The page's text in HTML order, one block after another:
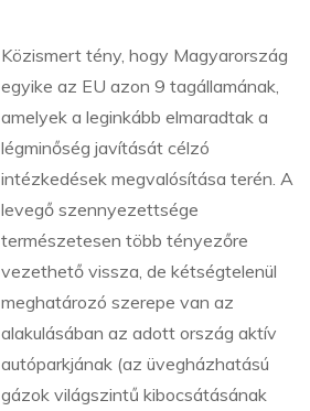
Közismert tény, hogy Magyarország
egyike az EU azon 9 tagállamának,
amelyek a leginkább elmaradtak a
légminőség javítását célzó
intézkedések megvalósítása terén. A
levegő szennyezettsége
természetesen több tényezőre
vezethető vissza, de kétségtelenül
meghatározó szerepe van az
alakulásában az adott ország aktív
autóparkjának (az üvegházhatású
gázok világszintű kibocsátásának